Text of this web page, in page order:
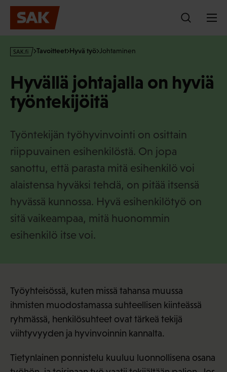
Hyppää
sisältöön
s
Tavoitteet Hyvä työ Johtaminen
Hyvällä johtajalla on hyviä
työntekijöitä
Työntekijän työhyvinvointi on osittain
riippuvainen esihenkilöstä. On jopa
sanottu, että parasta mitä esihenkilö voi
alaistensa hyväksi tehdä, on pitää itsensä
hyvässä kunnossa. Hyvä esihenkilötyö on
sitä vaikeampaa, mitä huonommin
esihenkilö itse voi.
Työyhteisössä, kuten missä tahansa muussa
ihmisten muodostamassa suhteellisen kiinteässä
ryhmässä, henkilösuhteet ovat tärkeä tekijä
viihtyvyyden ja hyvinvoinnin kannalta.
Tietynlainen ponnistelu kuuluu luonnollisena osana